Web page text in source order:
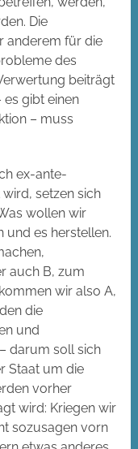
Die
anderem für die
des
beiträgt
gibt einen
– muss
ex-ante-
setzen sich
wollen wir
und es herstellen.
auch B, zum
wir also A,
die
und
darum soll sich
Staat um die
vorher
wird: Kriegen wir
sozusagen vorn